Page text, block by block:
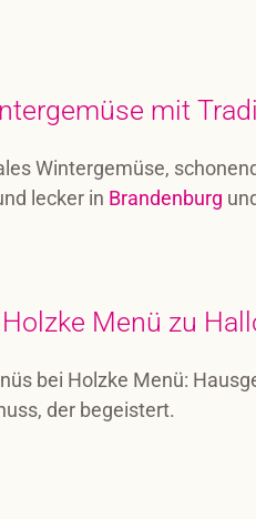
mit
Wintergemüse,
lecker in Brandenburg
Menü zu
bei Holzke Menü:
der begeistert.